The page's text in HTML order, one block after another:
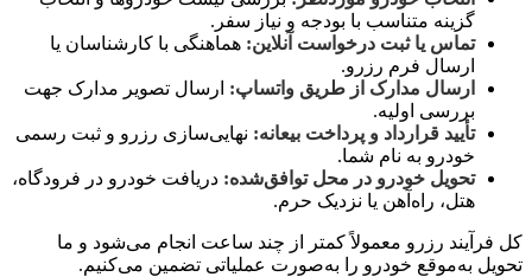
گزینه متناسب با بودجه و نیاز سفر.
تماس یا ثبت درخواست آنلاین: هماهنگی با کارشناسان یا
ارسال فرم رزرو.
ارسال مدارک از طریق واتساپ: ارسال تصویر مدارک جهت
بررسی اولیه.
تأیید قرارداد و پرداخت بیعانه: نهایی‌سازی رزرو و ثبت رسمی
خودرو به نام شما.
تحویل خودرو در محل توافق‌شده: دریافت خودرو در فرودگاه،
هتل، راه‌آهن یا نزدیک حرم.
کل فرآیند رزرو معمولاً کمتر از چند ساعت انجام می‌شود و ما
تحویل به‌موقع خودرو را به‌صورت عملیاتی تضمین می‌کنیم.